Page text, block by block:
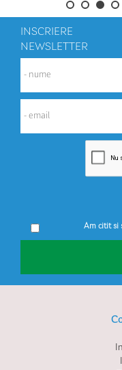
INSCRIERE
NEWSLETTER
Am citit si